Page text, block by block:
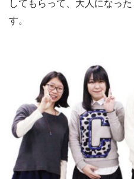
してもらって、大人になっ
す。